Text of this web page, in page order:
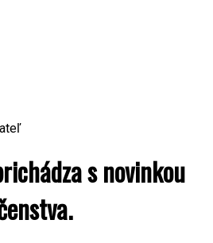
s novinkou